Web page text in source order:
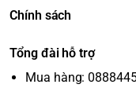
Chính sách
Tổng đài hỗ trợ
Mua hàng: